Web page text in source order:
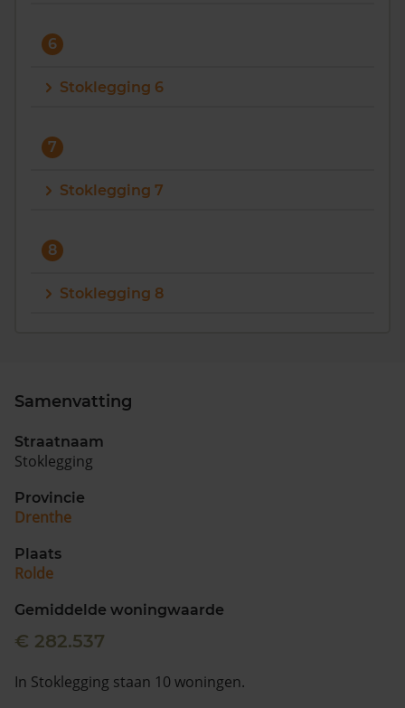
6
Stoklegging 6
7
Stoklegging 7
8
Stoklegging 8
Samenvatting
Straatnaam
Stoklegging
Provincie
Drenthe
Plaats
Rolde
Gemiddelde woningwaarde
€ 282.537
In Stoklegging staan 10 woningen.